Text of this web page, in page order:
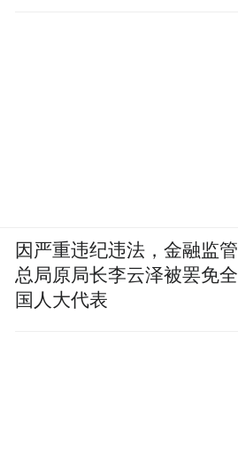
因严重违纪违法，金融监管
总局原局长李云泽被罢免全
国人大代表